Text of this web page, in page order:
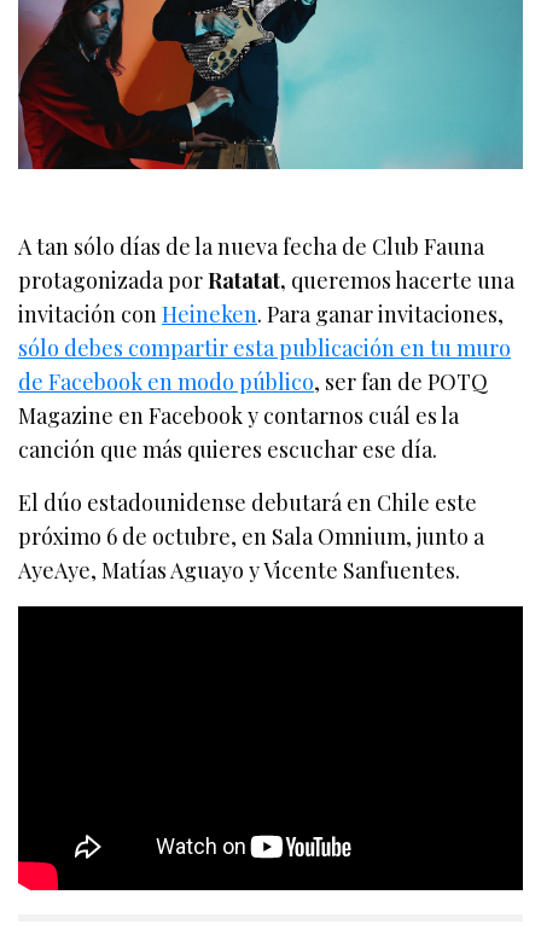
A tan sólo días de la nueva fecha de Club Fauna
protagonizada porRatatat, queremos hacerte una
invitación conHeineken. Para ganar invitaciones,
sólo debes compartir esta publicación en tu muro
de Facebook en modo público, ser fan de POTQ
Magazine en Facebook y contarnos cuál es la
canción que más quieres escuchar ese día.
El dúo estadounidense debutará en Chile este
próximo 6 de octubre, en Sala Omnium, junto a
AyeAye, Matías Aguayo y Vicente Sanfuentes.